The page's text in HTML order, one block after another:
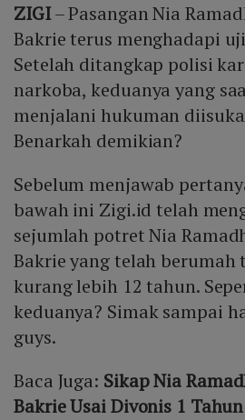
ZIGI– Pasangan Nia
Bakrie terus menghadapi
Setelah ditangkap polisi
narkoba, keduanya yang
menjalani hukuman
Benarkah demikian?
Sebelum menjawab
bawah ini Zigi.id telah
sejumlah potret Nia
Bakrie yang telah berumah
kurang lebih 12 tahun.
keduanya? Simak sampai
guys.
Baca Juga: Sikap Nia
Bakrie Usai Divonis 1